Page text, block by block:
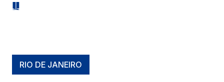
RIO DE JANEIRO